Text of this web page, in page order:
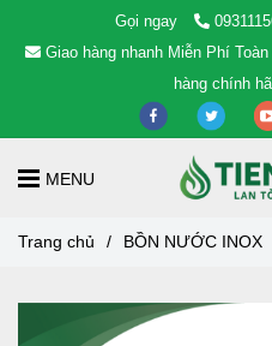
Gọi ngay
Giao hàng nhanh Miễn Phí
hàng chính
MENU
Trang chủ / BỒN NƯỚC INOX